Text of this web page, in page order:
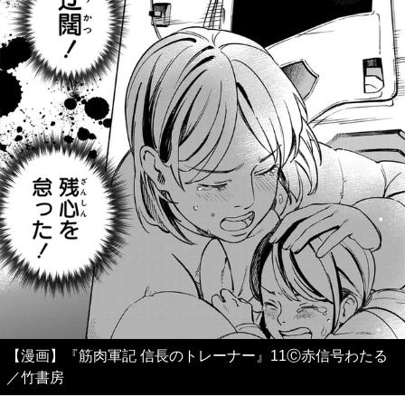
【漫画】『筋肉軍記 信長のトレーナー』11Ⓒ赤信号わたる
／竹書房